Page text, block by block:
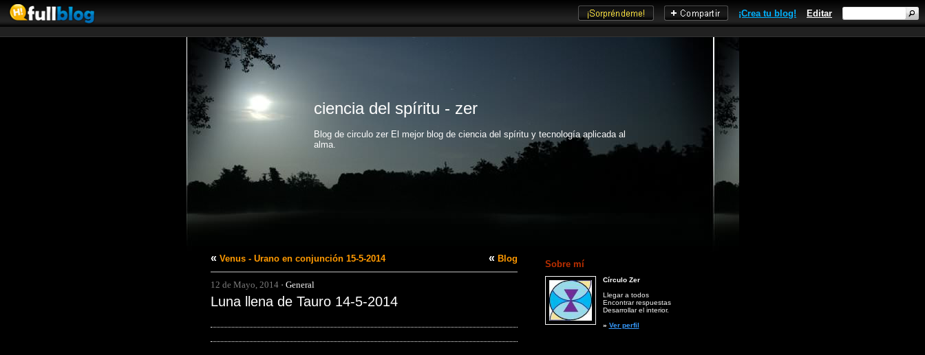
Editar
¡Crea tu blog!
ciencia del spíritu - zer
Blog de circulo zer El mejor blog de ciencia del spíritu y tecnología aplicada al
alma.
« Blog
« Venus - Urano en conjunción 15-5-2014
12 de Mayo, 2014· General
Luna llena de Tauro 14-5-2014
Sobre mí
Círculo Zer
Llegar a todos
Encontrar respuestas
Desarrollar el interior.
» Ver perfil